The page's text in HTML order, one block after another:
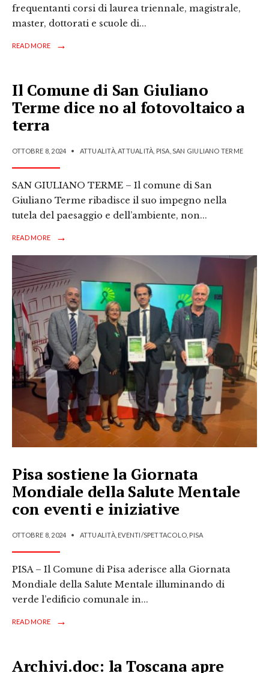
frequentanti corsi di laurea triennale, magistrale,
master, dottorati e scuole di...
READ MORE →
Il Comune di San Giuliano
Terme dice no al fotovoltaico a
terra
OTTOBRE 8, 2024 • ATTUALITÀ,ATTUALITÀ PISA SAN GIULIANO TERME
SAN GIULIANO TERME – Il comune di San
Giuliano Terme ribadisce il suo impegno nella
tutela del paesaggio e dell’ambiente, non...
READ MORE →
Pisa sostiene la Giornata
Mondiale della Salute Mentale
con eventi e iniziative
OTTOBRE 8, 2024 • ATTUALITÀ, EVENTI/SPETTACOLO, PISA
PISA – Il Comune di Pisa aderisce alla Giornata
Mondiale della Salute Mentale illuminando di
verde l’edificio comunale in...
READ MORE →
Archivi.doc: la Toscana apre